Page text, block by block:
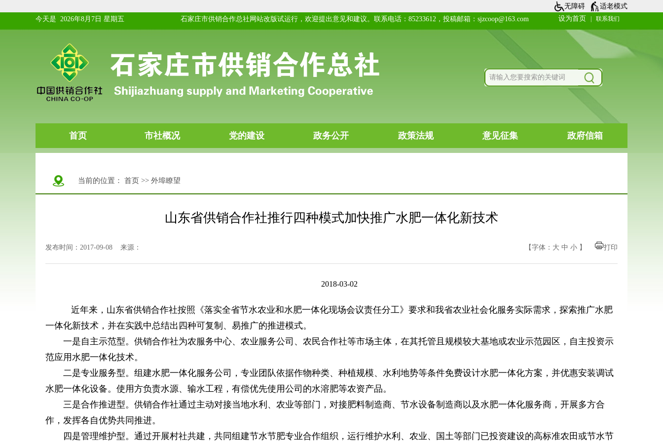
无障碍 适老模式
当前的位置： 首页 >> 外埠瞭望
山东省供销合作社推行四种模式加快推广水肥一体化新技术
发布时间：2017-09-08 来源： 【字体： 大 中 小 】 打印
2018-03-02
近年来，山东省供销合作社按照《落实全省节水农业和水肥一体化现场会议责任分工》要求和我省农业社会化服务实际需求，探索推广水肥
一体化新技术，并在实践中总结出四种可复制、易推广的推进模式。
一是自主示范型。供销合作社为农服务中心、农业服务公司、农民合作社等市场主体，在其托管且规模较大基地或农业示范园区，自主投资示
范应用水肥一体化技术。
二是专业服务型。组建水肥一体化服务公司，专业团队依据作物种类、种植规模、水利地势等条件免费设计水肥一体化方案，并优惠安装调试
水肥一体化设备。使用方负责水源、输水工程，有偿优先使用公司的水溶肥等农资产品。
三是合作推进型。供销合作社通过主动对接当地水利、农业等部门，对接肥料制造商、节水设备制造商以及水肥一体化服务商，开展多方合
作，发挥各自优势共同推进。
四是管理维护型。通过开展村社共建，共同组建节水节肥专业合作组织，运行维护水利、农业、国土等部门已投资建设的高标准农田或节水节